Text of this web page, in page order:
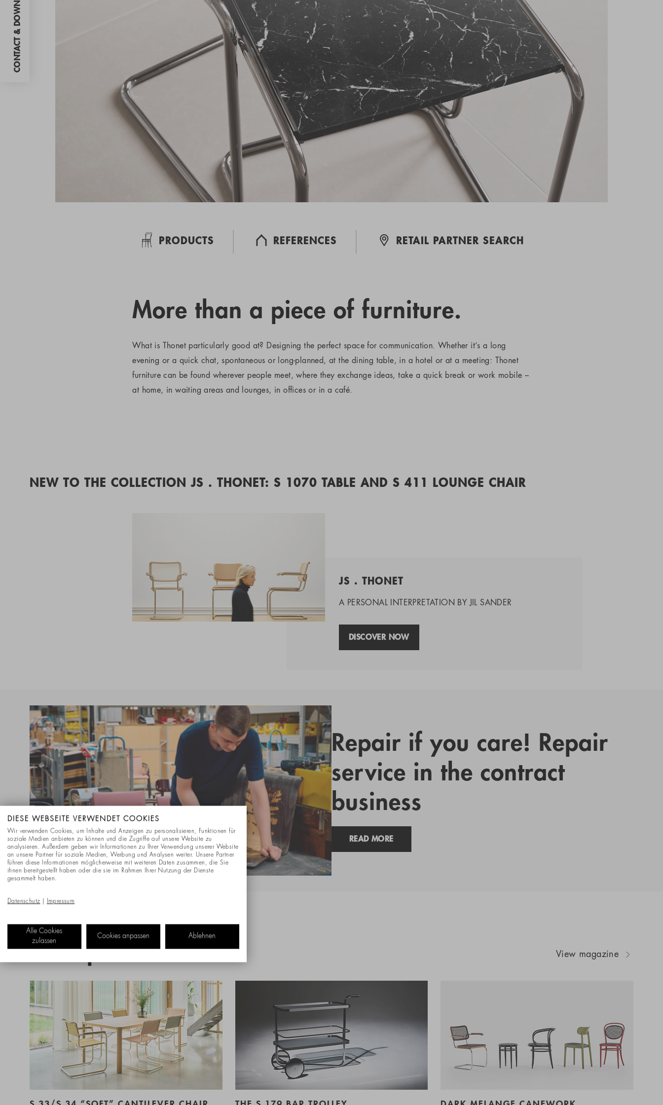
CONTACT & DOWNLOADS
PRODUCTS REFERENCES RETAIL PARTNER SEARCH
More than a piece of furniture.
What is Thonet particularly good at? Designing the perfect space for communication. Whether it’s a long
evening or a quick chat, spontaneous or long-planned, at the dining table, in a hotel or at a meeting: Thonet
furniture can be found wherever people meet, where they exchange ideas, take a quick break or work mobile –
at home, in waiting areas and lounges, in offices or in a café.
NEW TO THE COLLECTION JS . THONET: S 1070 TABLE AND S 411 LOUNGE CHAIR
JS . THONET
A PERSONAL INTERPRETATION BY JIL SANDER
DISCOVER NOW
Repair if you care! Repair
service in the contract
business
READ MORE
New products View magazine
DIESE WEBSEITE VERWENDET COOKIES
Wir verwenden Cookies, um Inhalte und Anzeigen zu personalisieren, Funktionen für
soziale Medien anbieten zu können und die Zugriffe auf unsere Website zu
analysieren. Außerdem geben wir Informationen zu Ihrer Verwendung unserer Website
an unsere Partner für soziale Medien, Werbung und Analysen weiter. Unsere Partner
führen diese Informationen möglicherweise mit weiteren Daten zusammen, die Sie
ihnen bereitgestellt haben oder die sie im Rahmen Ihrer Nutzung der Dienste
gesammelt haben.
Datenschutz Impressum
Alle Cookies
zulassen
Cookies anpassen Ablehnen